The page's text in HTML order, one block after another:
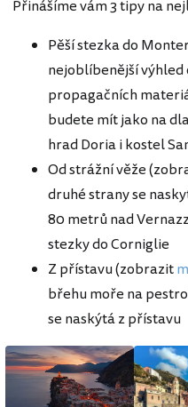
Přinášíme vám 3 tipy na
Pěší stezka do
nejoblíbenější výhled
propagačních
budete mít jako na
hrad Doria i kostel
Od strážní věže
druhé strany se
80 metrů nad
stezky do Corniglie
Z přístavu (zobrazit
břehu moře na
se naskýtá z přístavu